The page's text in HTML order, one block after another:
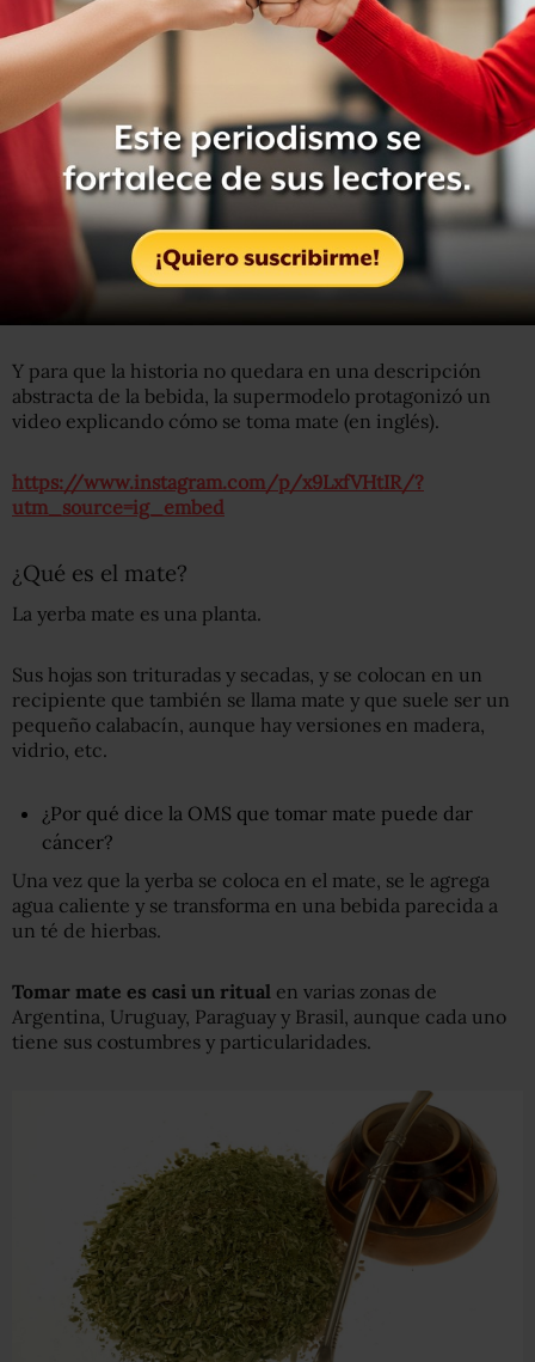
Getty Images
La supermodelo toma mate desde pequeña por sus raíces
brasileñas.
Bündchen recomienda evitar el mate por la noche.
"Definitivamente, el mejor momento para tomar mate es
por la mañana y quizás después del almuerzo", dijo la
modelo, que ahora vive en las afuera de Boston, tiene dos
hijos, está casada con el jugador de fútbol americano Tom
Brady, de los New England Patriots.
Y para que la historia no quedara en una descripción
abstracta de la bebida, la supermodelo protagonizó un
video explicando cómo se toma mate (en inglés).
https://www.instagram.com/p/x9LxfVHtIR/?
utm_source=ig_embed
¿Qué es el mate?
La yerba mate es una planta.
Sus hojas son trituradas y secadas, y se colocan en un
recipiente que también se llama mate y que suele ser un
pequeño calabacín, aunque hay versiones en madera,
vidrio, etc.
¿Por qué dice la OMS que tomar mate puede dar
cáncer?
Una vez que la yerba se coloca en el mate, se le agrega
agua caliente y se transforma en una bebida parecida a
un té de hierbas.
Tomar mate es casi un ritual en varias zonas de
Argentina, Uruguay, Paraguay y Brasil, aunque cada uno
tiene sus costumbres y particularidades.